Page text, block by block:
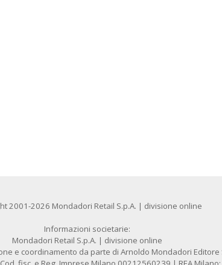
2001-2026 Mondadori Retail S.p.A. | divisione online
Informazioni societarie:
Mondadori Retail S.p.A. | divisione online
e coordinamento da parte di Arnoldo Mondadori Editore